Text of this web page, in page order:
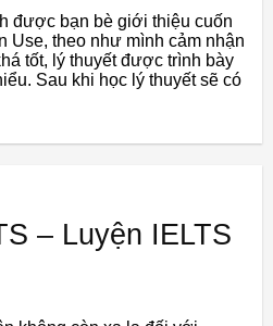
được bạn bè giới thiệu cuốn
Use, theo như mình cảm nhận
tốt, lý thuyết được trình bày
Sau khi học lý thuyết sẽ có
– Luyện IELTS